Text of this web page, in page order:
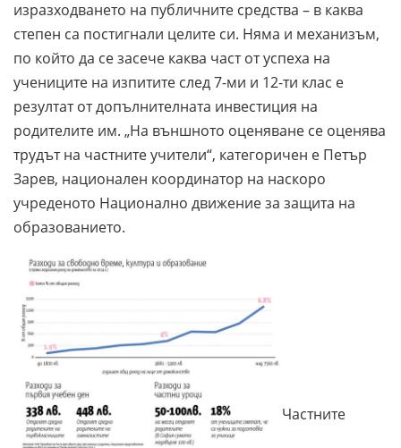
изразходването на публичните средства – в каква
степен са постигнали целите си. Няма и механизъм,
по който да се засече каква част от успеха на
учениците на изпитите след 7-ми и 12-ти клас е
резултат от допълнителната инвестиция на
родителите им. „На външното оценяване се оценява
трудът на частните учители“, категоричен е Петър
Зарев, национален координатор на наскоро
учреденото Национално движение за защита на
образованието.
Частните